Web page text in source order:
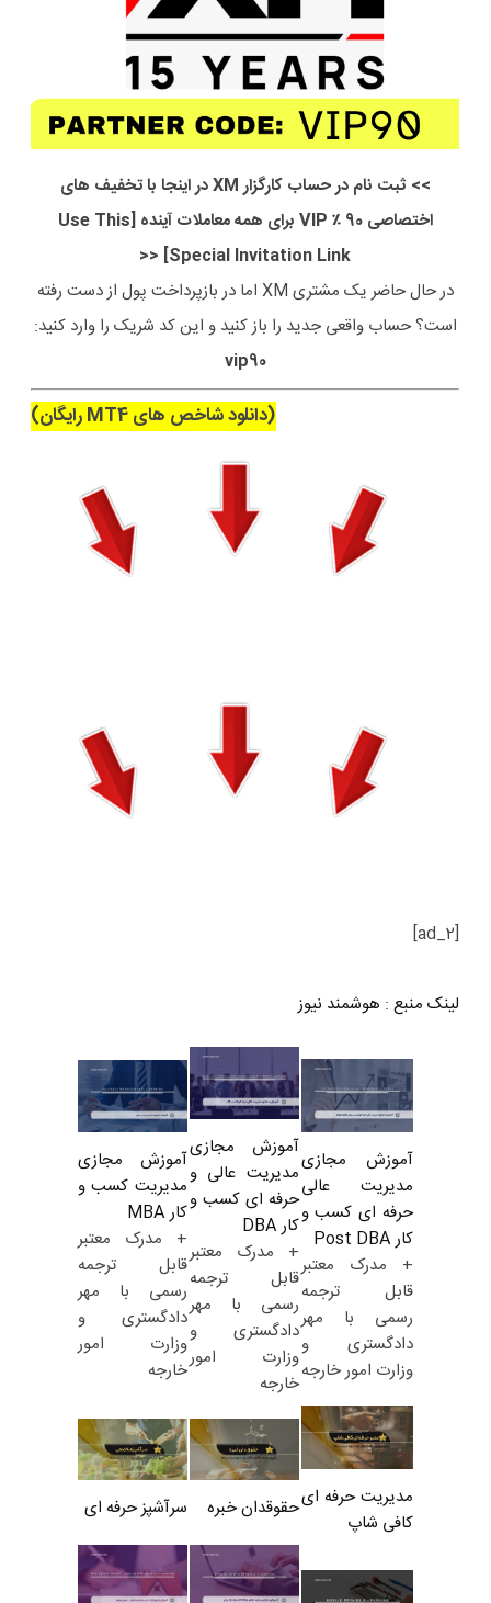
>> ثبت نام در حساب کارگزار XM در اینجا با تخفیف های
اختصاصی 90 ٪ VIP برای همه معاملات آینده [Use This
Special Invitation Link] <<
در حال حاضر یک مشتری XM اما در بازپرداخت پول از دست رفته
است؟ حساب واقعی جدید را باز کنید و این کد شریک را وارد کنید:
vip90
(دانلود شاخص های MT4 رایگان)
[ad_2]
لینک منبع : هوشمند نیوز
آموزش مجازی
مدیریت عالی
حرفه ای کسب و
کار Post DBA
+ مدرک معتبر
قابل ترجمه
رسمی با مهر
دادگستری و
وزارت امور خارجه
آموزش مجازی
مدیریت عالی و
حرفه ای کسب و
کار DBA
+ مدرک معتبر
قابل ترجمه
رسمی با مهر
دادگستری و
وزارت امور
خارجه
آموزش مجازی
مدیریت کسب و
کار MBA
+ مدرک معتبر
قابل ترجمه
رسمی با مهر
دادگستری و
وزارت امور
خارجه
مدیریت حرفه ای
کافی شاپ
حقوقدان خبره سرآشپز حرفه ای